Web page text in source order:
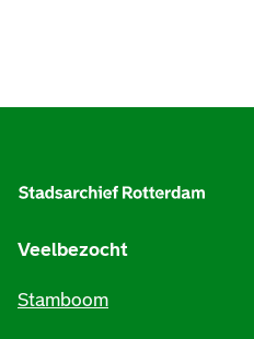
Veelbezocht
Stamboom